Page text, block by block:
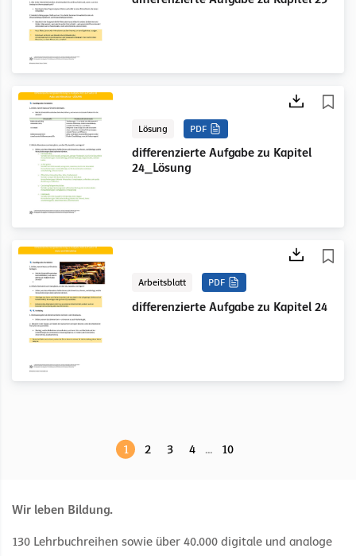
Lösung PDF
differenzierte Aufgabe zu Kapitel
24_Lösung
Arbeitsblatt PDF
differenzierte Aufgabe zu Kapitel 24
1 2 3 4 ... 10
Wir leben Bildung.
130 Lehrbuchreihen sowie über 40.000 digitale und analoge